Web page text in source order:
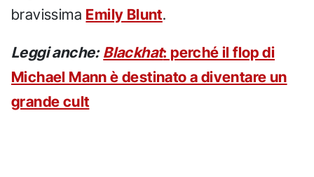
bravissima Emily Blunt.
Leggi anche: Blackhat: perché il flop di
Michael Mann è destinato a diventare un
grande cult